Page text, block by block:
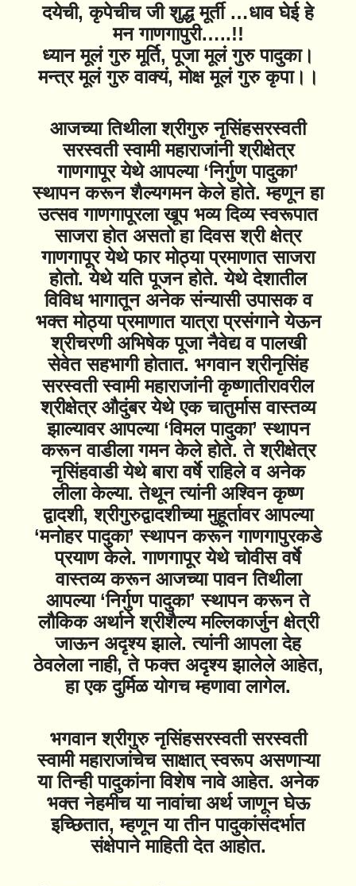
दयेची, कृपेचीच जी शुद्ध मूर्ती …धाव घेई हे
मन गाणगापुरी…..!!
ध्यान मूलं गुरु मूर्ति, पूजा मूलं गुरु पादुका।
मन्त्र मूलं गुरु वाक्यं, मोक्ष मूलं गुरु कृपा।।
आजच्या तिथीला श्रीगुरु नृसिंहसरस्वती
सरस्वती स्वामी महाराजांनी श्रीक्षेत्र
गाणगापूर येथे आपल्या ‘निर्गुण पादुका’
स्थापन करून शैल्यगमन केले होते. म्हणून हा
उत्सव गाणगापूरला खूप भव्य दिव्य स्वरूपात
साजरा होत असतो हा दिवस श्री क्षेत्र
गाणगापूर येथे फार मोठ्या प्रमाणात साजरा
होतो. येथे यति पूजन होते. येथे देशातील
विविध भागातून अनेक संन्यासी उपासक व
भक्त मोठ्या प्रमाणात यात्रा प्रसंगाने येऊन
श्रीचरणी अभिषेक पूजा नैवेद्य व पालखी
सेवेत सहभागी होतात. भगवान श्रीनृसिंह
सरस्वती स्वामी महाराजांनी कृष्णातीरावरील
श्रीक्षेत्र औदुंबर येथे एक चातुर्मास वास्तव्य
झाल्यावर आपल्या ‘विमल पादुका’ स्थापन
करून वाडीला गमन केले होते. ते श्रीक्षेत्र
नृसिंहवाडी येथे बारा वर्षे राहिले व अनेक
लीला केल्या. तेथून त्यांनी अश्विन कृष्ण
द्वादशी, श्रीगुरुद्वादशीच्या मुहूर्तावर आपल्या
‘मनोहर पादुका’ स्थापन करून गाणगापुरकडे
प्रयाण केले. गाणगापूर येथे चोवीस वर्षे
वास्तव्य करून आजच्या पावन तिथीला
आपल्या ‘निर्गुण पादुका’ स्थापन करून ते
लौकिक अर्थाने श्रीशैल्य मल्लिकार्जुन क्षेत्री
जाऊन अदृश्य झाले. त्यांनी आपला देह
ठेवलेला नाही, ते फक्त अदृश्य झालेले आहेत,
हा एक दुर्मिळ योगच म्हणावा लागेल.
भगवान श्रीगुरु नृसिंहसरस्वती सरस्वती
स्वामी महाराजांचेच साक्षात् स्वरूप असणाऱ्या
या तिन्ही पादुकांना विशेष नावे आहेत. अनेक
भक्त नेहमीच या नावांचा अर्थ जाणून घेऊ
इच्छितात, म्हणून या तीन पादुकांसंदर्भात
संक्षेपाने माहिती देत आहोत.